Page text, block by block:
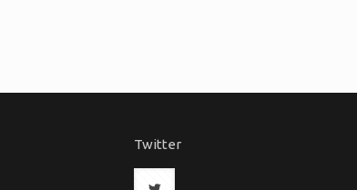
Twitter